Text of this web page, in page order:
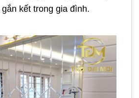
kết trong gia đình.